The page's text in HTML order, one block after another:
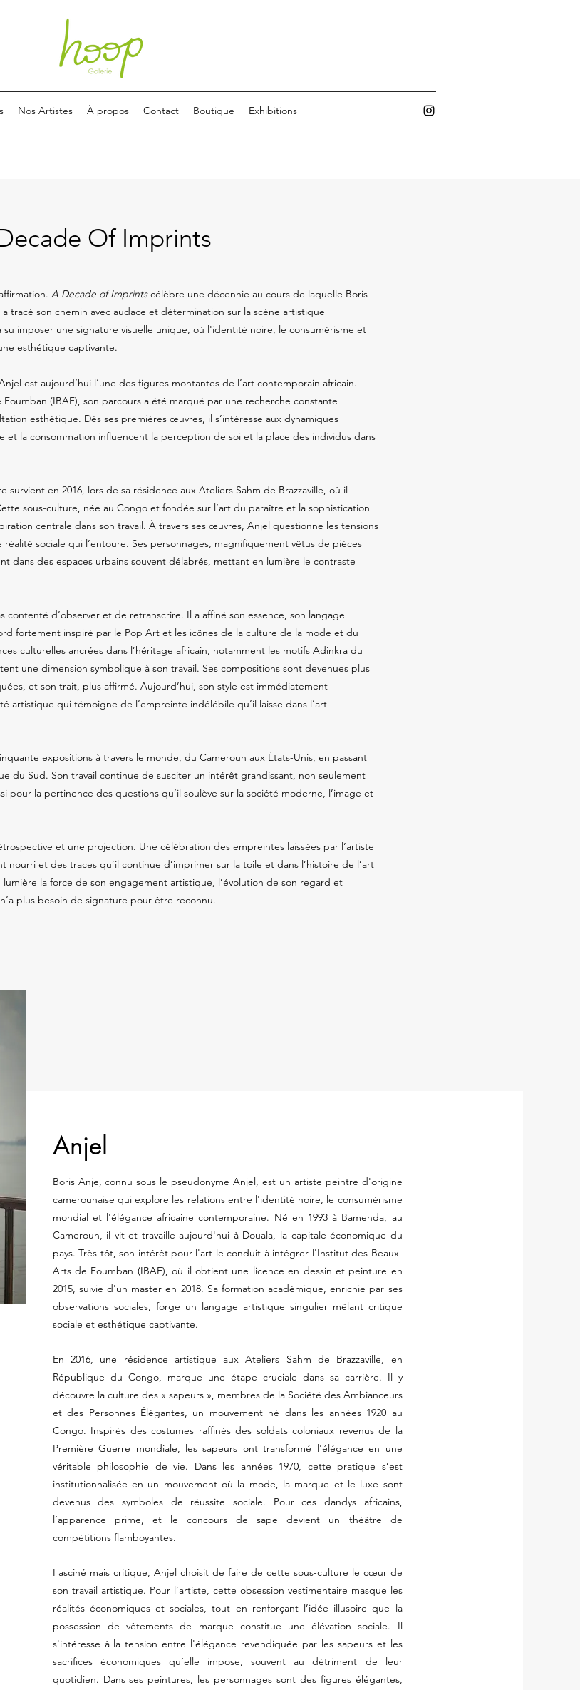
Nos Artistes À propos Contact Boutique Exhibitions
Of Imprints
A Decade of Imprintscélèbre une décennie au cours de laquelle Boris
tracé son chemin avec audace et détermination sur la scène artistique
su imposer une signature visuelle unique, où l'identité noire, le consumérisme et
esthétique captivante.
est aujourd’hui l’une des figures montantes de l’art contemporain africain.
(IBAF), son parcours a été marqué par une recherche constante
esthétique. Dès ses premières œuvres, il s’intéresse aux dynamiques
et la consommation influencent la perception de soi et la place des individus dans
survient en 2016, lors de sa résidence aux Ateliers Sahm de Brazzaville, où il
sous-culture, née au Congo et fondée sur l’art du paraître et la sophistication
centrale dans son travail. À travers ses œuvres, Anjel questionne les tensions
sociale qui l’entoure. Ses personnages, magnifiquement vêtus de pièces
dans des espaces urbains souvent délabrés, mettant en lumière le contraste
contenté d’observer et de retranscrire. Il a affiné son essence, son langage
fortement inspiré par le Pop Art et les icônes de la culture de la mode et du
culturelles ancrées dans l’héritage africain, notamment les motifs Adinkra du
une dimension symbolique à son travail. Ses compositions sont devenues plus
et son trait, plus affirmé. Aujourd’hui, son style est immédiatement
artistique qui témoigne de l’empreinte indélébile qu’il laisse dans l’art
expositions à travers le monde, du Cameroun aux États-Unis, en passant
du Sud. Son travail continue de susciter un intérêt grandissant, non seulement
pour la pertinence des questions qu’il soulève sur la société moderne, l’image et
et une projection. Une célébration des empreintes laissées par l’artiste
nourri et des traces qu’il continue d’imprimer sur la toile et dans l’histoire de l’art
la force de son engagement artistique, l’évolution de son regard et
plus besoin de signature pour être reconnu.
Anjel
Boris Anje, connu sous le pseudonyme Anjel, est un artiste peintre d'origine
camerounaise qui explore les relations entre l'identité noire, le consumérisme
mondial et l'élégance africaine contemporaine. Né en 1993 à Bamenda, au
Cameroun, il vit et travaille aujourd'hui à Douala, la capitale économique du
pays. Très tôt, son intérêt pour l'art le conduit à intégrer l'Institut des Beaux-
Arts de Foumban (IBAF), où il obtient une licence en dessin et peinture en
2015, suivie d'un master en 2018. Sa formation académique, enrichie par ses
observations sociales, forge un langage artistique singulier mêlant critique
sociale et esthétique captivante.
En 2016, une résidence artistique aux Ateliers Sahm de Brazzaville, en
République du Congo, marque une étape cruciale dans sa carrière. Il y
découvre la culture des « sapeurs », membres de la Société des Ambianceurs
et des Personnes Élégantes, un mouvement né dans les années 1920 au
Congo. Inspirés des costumes raffinés des soldats coloniaux revenus de la
Première Guerre mondiale, les sapeurs ont transformé l'élégance en une
véritable philosophie de vie. Dans les années 1970, cette pratique s’est
institutionnalisée en un mouvement où la mode, la marque et le luxe sont
devenus des symboles de réussite sociale. Pour ces dandys africains,
l’apparence prime, et le concours de sape devient un théâtre de
compétitions flamboyantes.
Fasciné mais critique, Anjel choisit de faire de cette sous-culture le cœur de
son travail artistique. Pour l’artiste, cette obsession vestimentaire masque les
réalités économiques et sociales, tout en renforçant l’idée illusoire que la
possession de vêtements de marque constitue une élévation sociale. Il
s'intéresse à la tension entre l'élégance revendiquée par les sapeurs et les
sacrifices économiques qu’elle impose, souvent au détriment de leur
quotidien. Dans ses peintures, les personnages sont des figures élégantes,